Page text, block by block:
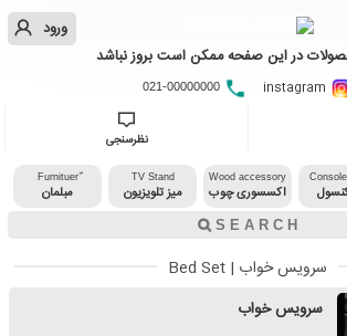
ورود
در این صفحه ممکن است بروز نباشد
021-00000000
نظرسنجی
Wood accessory
اکسسوری چوب
TV Stand
میز تلویزیون
ّFurnituer
مبلمان
سرویس خواب | Bed Set
سرویس خواب